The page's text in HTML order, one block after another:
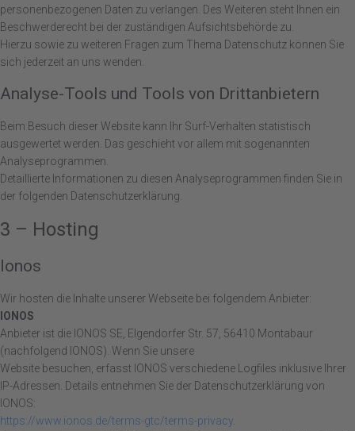
personenbezogenen Daten zu verlangen. Des Weiteren steht Ihnen ein
Beschwerderecht bei der zuständigen Aufsichtsbehörde zu.
Hierzu sowie zu weiteren Fragen zum Thema Datenschutz können Sie
sich jederzeit an uns wenden.
Analyse-Tools und Tools von Drittanbietern
Beim Besuch dieser Website kann Ihr Surf-Verhalten statistisch
ausgewertet werden. Das geschieht vor allem mit sogenannten
Analyseprogrammen.
Detaillierte Informationen zu diesen Analyseprogrammen finden Sie in
der folgenden Datenschutzerklärung.
3 – Hosting
Ionos
Wir hosten die Inhalte unserer Webseite bei folgendem Anbieter:
IONOS
Anbieter ist die IONOS SE, Elgendorfer Str. 57, 56410 Montabaur
(nachfolgend IONOS). Wenn Sie unsere
Website besuchen, erfasst IONOS verschiedene Logfiles inklusive Ihrer
IP-Adressen. Details entnehmen Sie der Datenschutzerklärung von
IONOS:
https://www.ionos.de/terms-gtc/terms-privacy.